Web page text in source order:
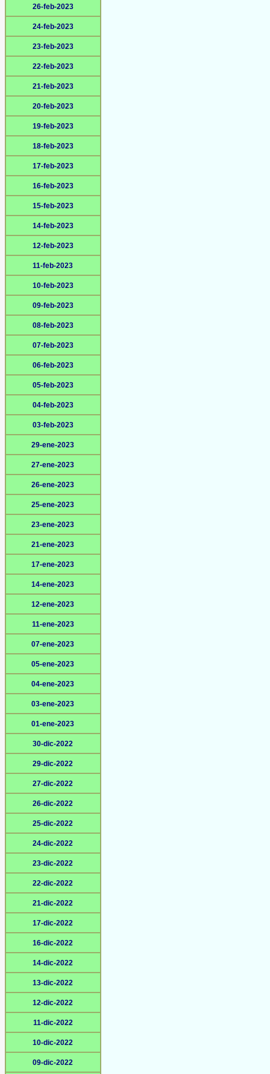
26-feb-2023
24-feb-2023
23-feb-2023
22-feb-2023
21-feb-2023
20-feb-2023
19-feb-2023
18-feb-2023
17-feb-2023
16-feb-2023
15-feb-2023
14-feb-2023
12-feb-2023
11-feb-2023
10-feb-2023
09-feb-2023
08-feb-2023
07-feb-2023
06-feb-2023
05-feb-2023
04-feb-2023
03-feb-2023
29-ene-2023
27-ene-2023
26-ene-2023
25-ene-2023
23-ene-2023
21-ene-2023
17-ene-2023
14-ene-2023
12-ene-2023
11-ene-2023
07-ene-2023
05-ene-2023
04-ene-2023
03-ene-2023
01-ene-2023
30-dic-2022
29-dic-2022
27-dic-2022
26-dic-2022
25-dic-2022
24-dic-2022
23-dic-2022
22-dic-2022
21-dic-2022
17-dic-2022
16-dic-2022
14-dic-2022
13-dic-2022
12-dic-2022
11-dic-2022
10-dic-2022
09-dic-2022